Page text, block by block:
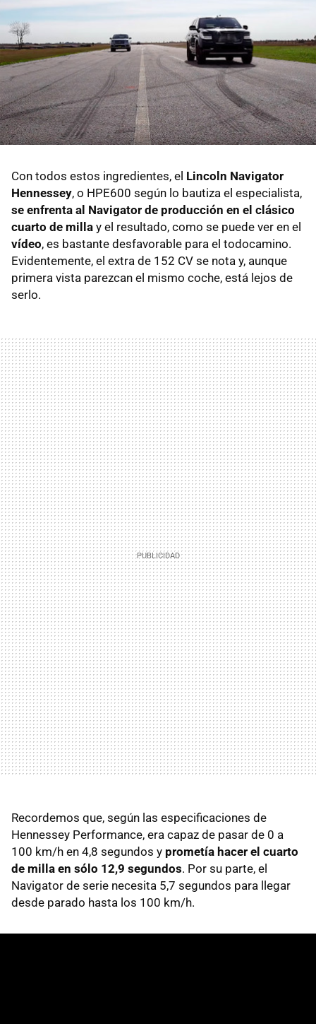
Con todos estos ingredientes, el Lincoln Navigator
Hennessey, o HPE600 según lo bautiza el especialista,
se enfrenta al Navigator de producción en el clásico
cuarto de milla y el resultado, como se puede ver en el
vídeo, es bastante desfavorable para el todocamino.
Evidentemente, el extra de 152 CV se nota y, aunque
primera vista parezcan el mismo coche, está lejos de
serlo.
Recordemos que, según las especificaciones de
Hennessey Performance, era capaz de pasar de 0 a
100 km/h en 4,8 segundos y prometía hacer el cuarto
de milla en sólo 12,9 segundos. Por su parte, el
Navigator de serie necesita 5,7 segundos para llegar
desde parado hasta los 100 km/h.